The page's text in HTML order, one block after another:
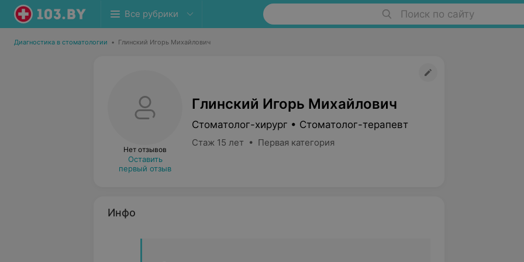
Все рубрики Поиск по сайту
Диагностика в стоматологии • Глинский Игорь Михайлович
Нет отзывов
Оставить
первый отзыв
Глинский Игорь Михайлович
Стоматолог-хирург • Стоматолог-терапевт
Стаж 15 лет • Первая категория
Инфо